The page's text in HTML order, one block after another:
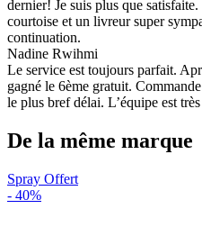
dernier! Je suis plus que
courtoise et un livreur super
continuation.
Nadine Rwihmi
Le service est toujours parfait.
gagné le 6ème gratuit.
le plus bref délai. L’équipe est
De la même marque
Spray Offert
- 40%